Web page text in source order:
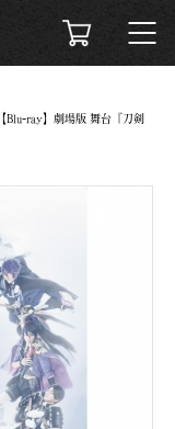
【Blu-ray】劇場版 舞台『刀剣